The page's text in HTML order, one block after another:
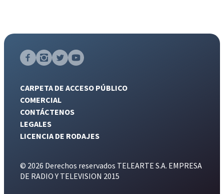
CARPETA DE ACCESO PÚBLICO
COMERCIAL
CONTÁCTENOS
LEGALES
LICENCIA DE RODAJES
© 2026 Derechos reservados TELEARTE S.A. EMPRESA
DE RADIO Y TELEVISION 2015